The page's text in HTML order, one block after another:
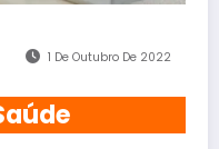
1 De Outubro De 2022